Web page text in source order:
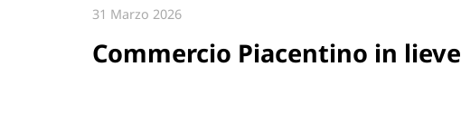
31 Marzo 2026
Commercio Piacentino in